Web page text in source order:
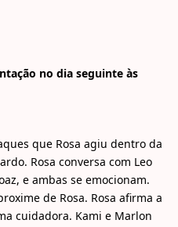
no dia seguinte às
que Rosa agiu dentro da
Rosa conversa com Leo
e ambas se emocionam.
de Rosa. Rosa afirma a
cuidadora. Kami e Marlon